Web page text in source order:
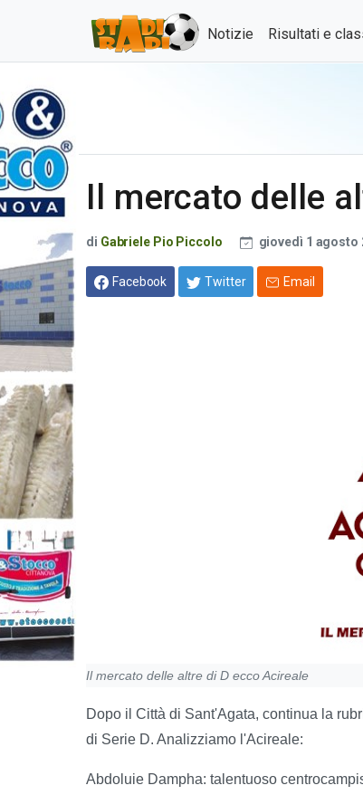
Notizie Risultati e
Il mercato delle
di Gabriele Pio Piccolo giovedì 1 agosto
Facebook Twitter Email
Il mercato delle altre di D ecco Acireale
Dopo il Città di Sant'Agata, continua la
di Serie D. Analizziamo l'Acireale:
Abdoluie Dampha: talentuoso